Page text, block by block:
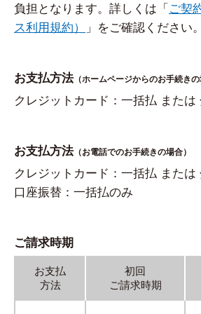
負担となります。詳しくは「 ご契
ス利用規約）
」をご確認ください。
お支払方法（ホームページからのお手続きの
クレジットカード：一括払 または
お支払方法（お電話でのお手続きの場合）
クレジットカード：一括払 または
口座振替：一括払のみ
ご請求時期
お支払
方法
初回
ご請求時期